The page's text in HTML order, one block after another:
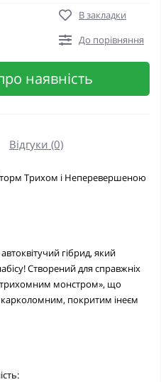
В закладки
До порівняння
наявність
Відгуки (0)
Трихом і Неперевершеною
гібрид, який
Створений для справжніх
монстром», що
покритим інеєм